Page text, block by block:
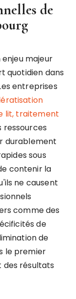
de
majeur
quotidien dans
entreprises
lit, traitement
ressources
durablement
sous
contenir la
ne causent
comme des
de
de
le premier
des résultats